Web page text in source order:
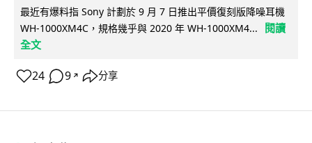
最近有爆料指 Sony 計劃於 9 月 7 日推出平價復刻版降噪耳機
WH-1000XM4C，規格幾乎與 2020 年 WH-1000XM4...
閱讀
全文
24 9 ↗ 分享